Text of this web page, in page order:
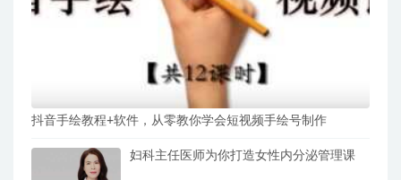
抖音手绘教程+软件，从零教你学会短视频手绘号制作
妇科主任医师为你打造女性内分泌管理课